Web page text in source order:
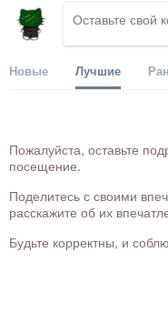
Новые Лучшие
Пожалуйста, оставьте
посещение.
Поделитесь с своими
расскажите об их
Будьте корректны, и